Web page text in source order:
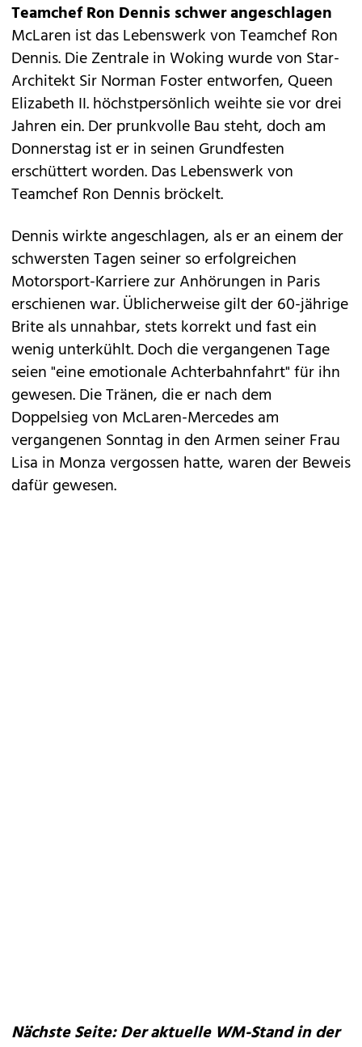
Teamchef Ron Dennis schwer angeschlagen
McLaren ist das Lebenswerk von Teamchef Ron
Dennis. Die Zentrale in Woking wurde von Star-
Architekt Sir Norman Foster entworfen, Queen
Elizabeth II. höchstpersönlich weihte sie vor drei
Jahren ein. Der prunkvolle Bau steht, doch am
Donnerstag ist er in seinen Grundfesten
erschüttert worden. Das Lebenswerk von
Teamchef Ron Dennis bröckelt.
Dennis wirkte angeschlagen, als er an einem der
schwersten Tagen seiner so erfolgreichen
Motorsport-Karriere zur Anhörungen in Paris
erschienen war. Üblicherweise gilt der 60-jährige
Brite als unnahbar, stets korrekt und fast ein
wenig unterkühlt. Doch die vergangenen Tage
seien "eine emotionale Achterbahnfahrt" für ihn
gewesen. Die Tränen, die er nach dem
Doppelsieg von McLaren-Mercedes am
vergangenen Sonntag in den Armen seiner Frau
Lisa in Monza vergossen hatte, waren der Beweis
dafür gewesen.
Nächste Seite: Der aktuelle WM-Stand in der